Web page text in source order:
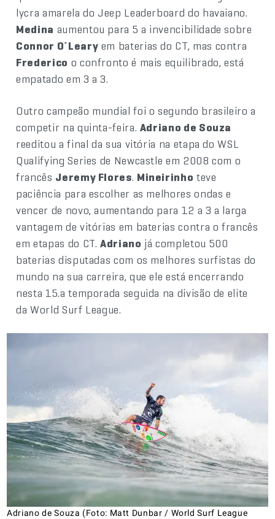
lycra amarela do Jeep Leaderboard do havaiano.
Medina aumentou para 5 a invencibilidade sobre
Connor O´Leary em baterias do CT, mas contra
Frederico o confronto é mais equilibrado, está
empatado em 3 a 3.
Outro campeão mundial foi o segundo brasileiro a
competir na quinta-feira. Adriano de Souza
reeditou a final da sua vitória na etapa do WSL
Qualifying Series de Newcastle em 2008 com o
francês Jeremy Flores. Mineirinho teve
paciência para escolher as melhores ondas e
vencer de novo, aumentando para 12 a 3 a larga
vantagem de vitórias em baterias contra o francês
em etapas do CT.Adriano já completou 500
baterias disputadas com os melhores surfistas do
mundo na sua carreira, que ele está encerrando
nesta 15.a temporada seguida na divisão de elite
da World Surf League.
Adriano de Souza (Foto: Matt Dunbar / World Surf League